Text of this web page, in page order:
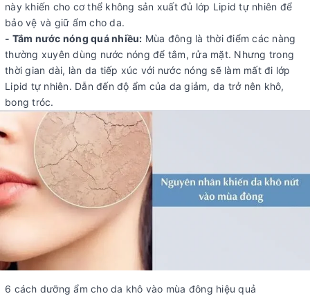
này khiến cho cơ thể không sản xuất đủ lớp Lipid tự nhiên để
bảo vệ và giữ ẩm cho da.
- Tắm nước nóng quá nhiều: Mùa đông là thời điểm các nàng
thường xuyên dùng nước nóng để tắm, rửa mặt. Nhưng trong
thời gian dài, làn da tiếp xúc với nước nóng sẽ làm mất đi lớp
Lipid tự nhiên. Dẫn đến độ ẩm của da giảm, da trở nên khô,
bong tróc.
6 cách dưỡng ẩm cho da khô vào mùa đông hiệu quả